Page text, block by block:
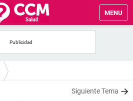
MENU
Siguiente Tema